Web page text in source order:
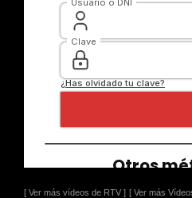
[ Ver más vídeos de RTV ] [ Ver más